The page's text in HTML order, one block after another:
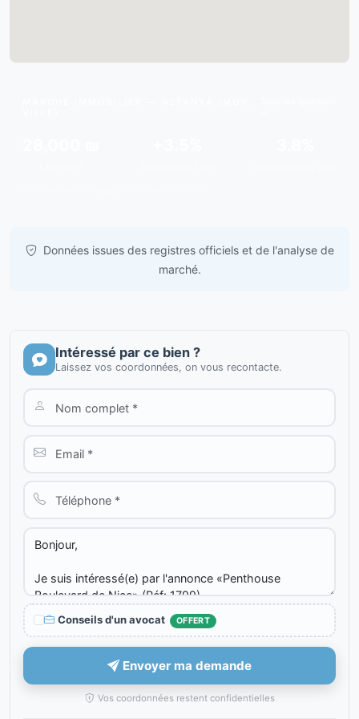
Données issues des registres officiels et de l'analyse de
marché.
Intéressé par ce bien ?
Laissez vos coordonnées, on vous recontacte.
Conseils d'un avocat OFFERT
Envoyer ma demande
Vos coordonnées restent confidentielles